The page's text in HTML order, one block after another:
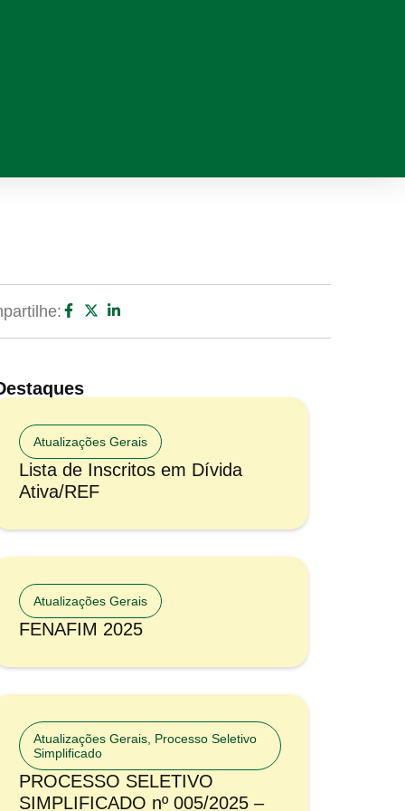
Atualizações Gerais
Lista de Inscritos em Dívida
Ativa/REF
Atualizações Gerais
FENAFIM 2025
Atualizações Gerais Processo Seletivo
Simplificado
PROCESSO SELETIVO
SIMPLIFICADO nº 005/2025 –